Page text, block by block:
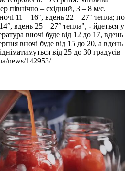
північно – східний, 3 – 8 м/с.
11 – 16°, вдень 22 – 27° тепла; по
вдень 25 – 27° тепла", - йдеться у
вночі буде від 12 до 17, вдень
вночі буде від 15 до 20, а вдень
від 25 до 30 градусів
news/142953/